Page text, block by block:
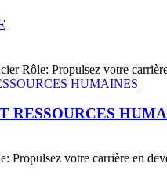
Rôle: Propulsez votre
RESSOURCES
Propulsez votre carrière en